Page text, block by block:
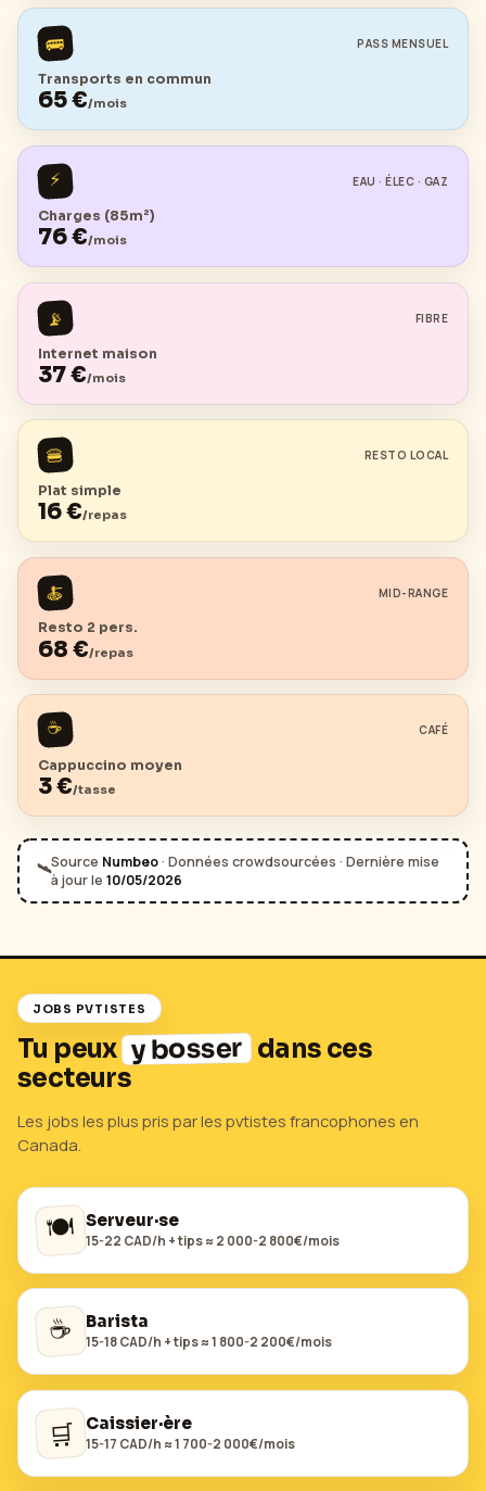
🚌 PASS MENSUEL
Transports en commun
65€/mois
⚡ EAU · ÉLEC · GAZ
Charges (85m²)
76€/mois
📡 FIBRE
Internet maison
37€/mois
🍔 RESTO LOCAL
Plat simple
16€/repas
🍝 MID-RANGE
Resto 2 pers.
68 €/repas
☕ CAFÉ
Cappuccino moyen
3€/tasse
🛰️Source Numbeo· Données crowdsourcées · Dernière mise
à jour le 10/05/2026
JOBS PVTISTES
Tu peux y bosser dans ces
secteurs
Les jobs les plus pris par les pvtistes francophones en
Canada
🍽️ Serveur·se
15-22 CAD/h + tips ≈ 2 000-2 800€/mois
☕ Barista
15-18 CAD/h + tips ≈ 1 800-2 200€/mois
🛒 Caissier·ère
15-17 CAD/h ≈ 1 700-2 000€/mois